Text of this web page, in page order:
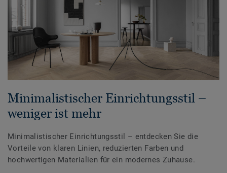
Minimalistischer Einrichtungsstil –
weniger ist mehr
Minimalistischer Einrichtungsstil – entdecken Sie die
Vorteile von klaren Linien, reduzierten Farben und
hochwertigen Materialien für ein modernes Zuhause.